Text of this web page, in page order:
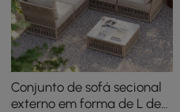
Conjunto de sofá secional
externo em forma de L de